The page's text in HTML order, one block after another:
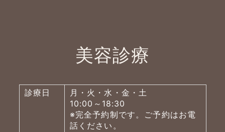
美容診療
診療日
月・火・水・金・土
10:00～18:30
※完全予約制です。ご予約はお電
話ください。